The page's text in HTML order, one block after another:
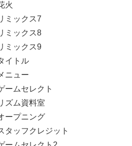
火
ミックス7
ミックス8
ミックス9
イトル
ニュー
ームセレクト
ズム資料室
ープニング
タッフクレジット